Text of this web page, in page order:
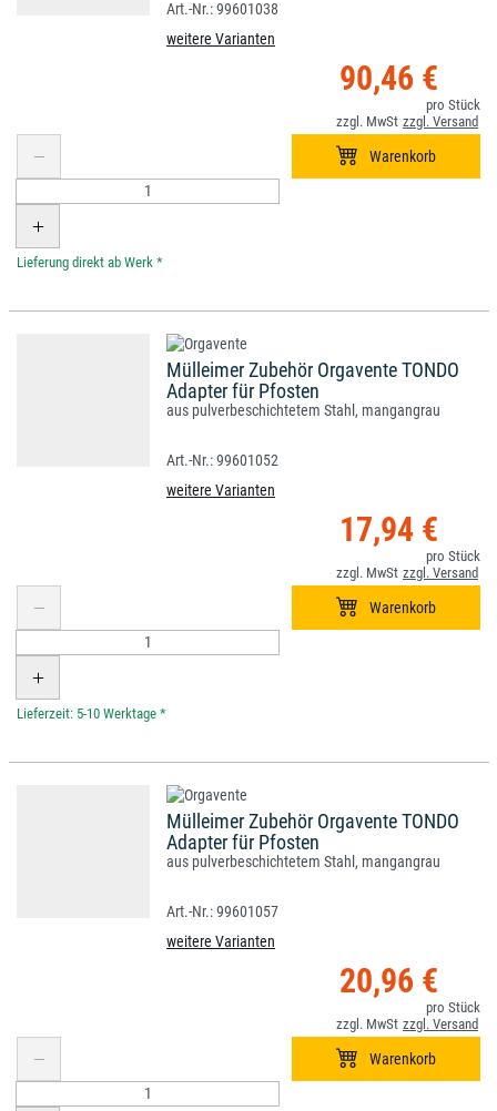
99601038
weitere Varianten
90,46 €
*
Mülleimer Zubehör Orgavente TONDO
Adapter für Pfosten
aus pulverbeschichtetem Stahl, mangangrau
99601052
weitere Varianten
17,94 €
*
Mülleimer Zubehör Orgavente TONDO
Adapter für Pfosten
aus pulverbeschichtetem Stahl, mangangrau
99601057
weitere Varianten
20,96 €